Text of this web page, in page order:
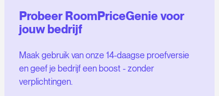
Probeer RoomPriceGenie voor
jouw bedrijf
Maak gebruik van onze 14-daagse proefversie
en geef je bedrijf een boost - zonder
verplichtingen.